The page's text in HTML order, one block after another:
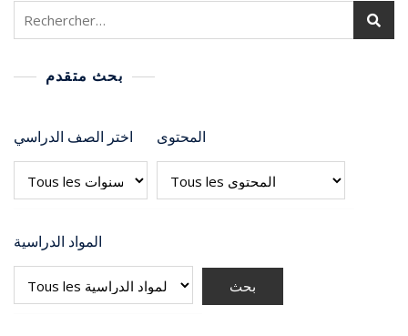
بحث متقدم
اختر الصف الدراسي المحتوى
المواد الدراسية